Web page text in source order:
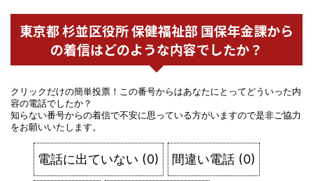
東京都 杉並区役所 保健福祉部 国保年金課から
の着信はどのような内容でしたか？
クリックだけの簡単投票！この番号からはあなたにとってどういった内
容の電話でしたか？
知らない番号からの着信で不安に思っている方がいますので是非ご協力
をお願いいたします。
電話に出ていない (0) 間違い電話 (0)